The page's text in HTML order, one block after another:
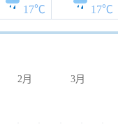
17℃
17℃
2月 3月